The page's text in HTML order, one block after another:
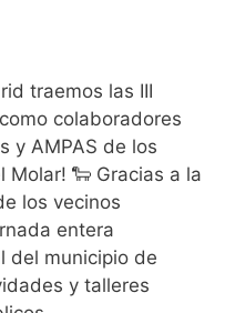
traemos las III
colaboradores
y AMPAS de los
Molar! 🐑 Gracias a la
los vecinos
entera
del municipio de
y talleres